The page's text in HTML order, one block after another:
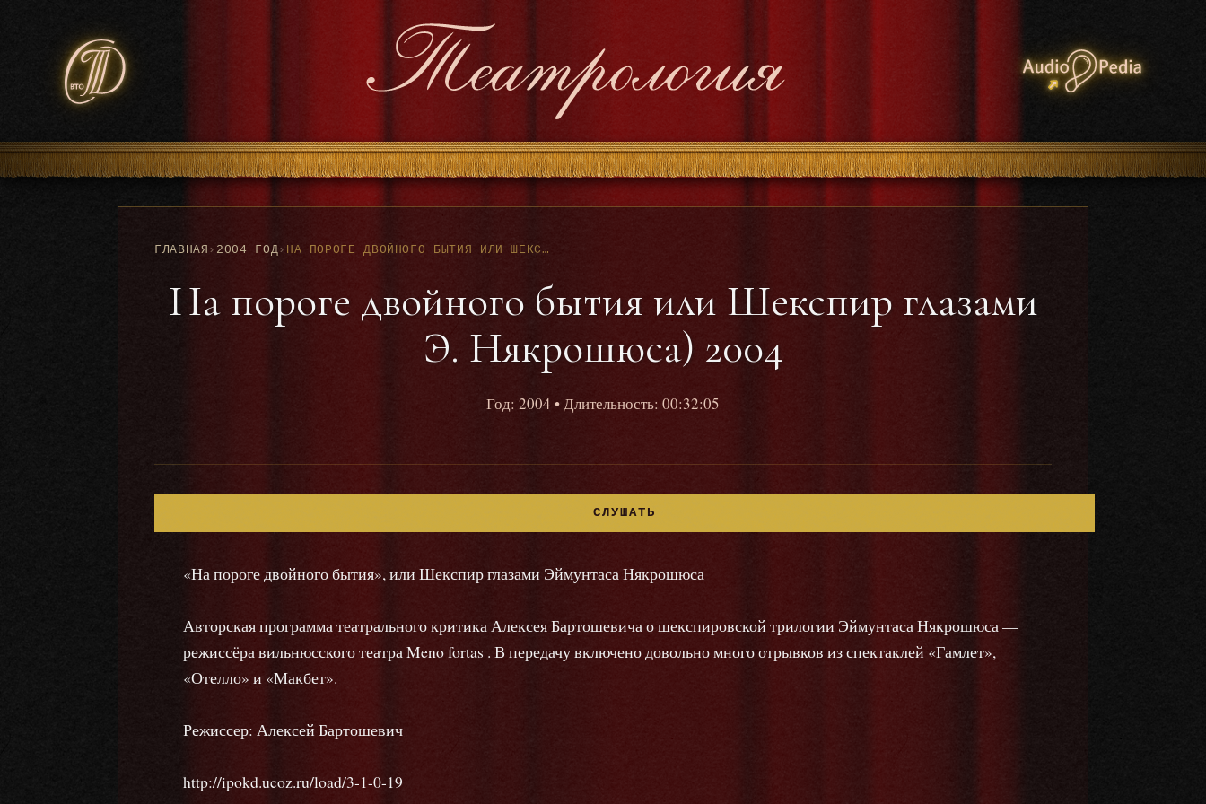
ГЛАВНАЯ › 2004 ГОД› НА ПОРОГЕ ДВОЙНОГО БЫТИЯ ИЛИ ШЕКСПИР ГЛАЗАМИ Э. НЯКРОШЮСА) 2004
На пороге двойного бытия или Шекспир глазами
Э. Някрошюса) 2004
Год: 2004 • Длительность: 00:32:05
СЛУШАТЬ
«На пороге двойного бытия», или Шекспир глазами Эймунтаса Някрошюса
Авторская программа театрального критика Алексея Бартошевича о шекспировской трилогии Эймунтаса Някрошюса —
режиссёра вильнюсского театра Meno fortas . В передачу включено довольно много отрывков из спектаклей «Гамлет»,
«Отелло» и «Макбет».
Режиссер: Алексей Бартошевич
http://ipokd.ucoz.ru/load/3-1-0-19